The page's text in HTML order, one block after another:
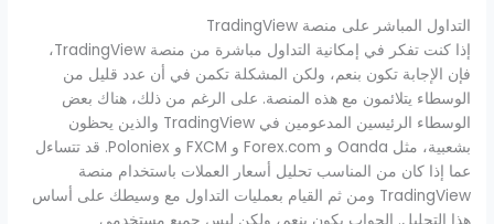
التداول المباشر على منصة TradingView
إذا كنت تفكر في إمكانية التداول مباشرة من منصة TradingView،
فإن الإجابة تكون بنعم، ولكن المشكلة تكمن في أن عدد قليل من
الوسطاء يتلائمون مع هذه المنصة. على الرغم من ذلك، هناك بعض
الوسطاء الرئيسين المدعومين في TradingView والذين يحظون
بشعبية، مثل Oanda و Forex.com و FXCM و Poloniex. قد تتساءل
عما إذا كان من المناسب تحليل أسعار العملات باستخدام منصة
TradingView ومن ثم القيام بعمليات التداول مع وسيطك على أساس